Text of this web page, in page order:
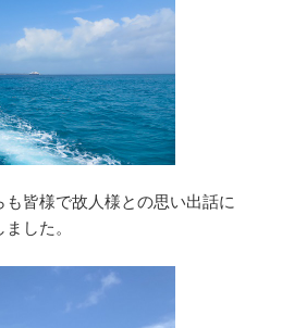
皆様で故人様との思い出話に
した。